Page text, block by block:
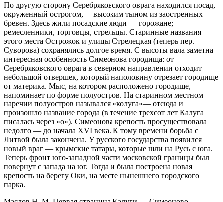
По другую сторону Серебряковского оврага находился посад,
окруженный острогом,— высоким тыном из заостренных
бревен. Здесь жили посадские люди — горожане;
ремесленники, торговцы, стрельцы. Старинные названия
этого места Острожок и улицы Стрелецкая (теперь пер.
Суворова) сохранялись долгое время. С высоты вала заметна
интересная особенность Симеонова городища: от
Серебряковского оврага в северном направлении отходит
небольшой отвершек, который наполовину отрезает городище
от материка. Мыс, на котором расположено городище,
напоминает по форме полуостров. На старинном местном
наречии полуостров назывался «колуга»— отсюда и
произошло название города (в течение трехсот лет Калуга
писалась через «о»). Симеонова крепость просуществовала
недолго — до начала XVI века. К тому времени борьба с
Литвой была закончена. У русского государства появился
новый враг — крымские татары, которые шли на Русь с юга.
Теперь фронт юго-западной части московской границы был
повернут с запада на юг. Тогда и была построена новая
крепость на берегу Оки, на месте нынешнего городского
парка.